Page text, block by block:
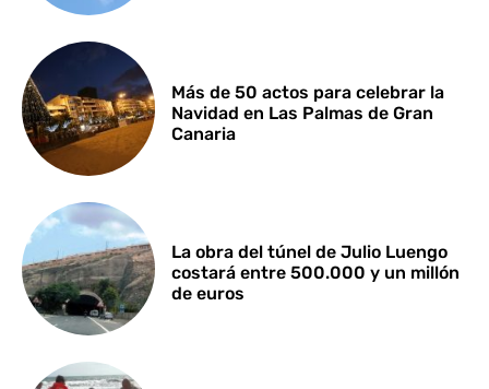
Más de 50 actos para celebrar la
Navidad en Las Palmas de Gran
Canaria
La obra del túnel de Julio Luengo
costará entre 500.000 y un millón
de euros